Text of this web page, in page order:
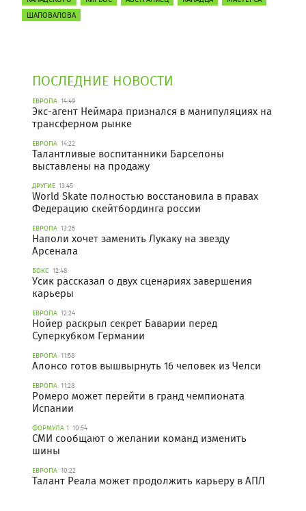
ШАПОВАЛОВА
ПОСЛЕДНИЕ НОВОСТИ
ЕВРОПА 14:49
Экс-агент Неймара признался в манипуляциях на
трансферном рынке
ЕВРОПА 14:22
Талантливые воспитанники Барселоны
выставлены на продажу
ДРУГИЕ 13:45
World Skate полностью восстановила в правах
Федерацию скейтбординга россии
ЕВРОПА 13:25
Наполи хочет заменить Лукаку на звезду
Арсенала
БОКС 12:48
Усик рассказал о двух сценариях завершения
карьеры
ЕВРОПА 12:24
Нойер раскрыл секрет Баварии перед
Суперкубком Германии
ЕВРОПА 11:58
Алонсо готов вышвырнуть 16 человек из Челси
ЕВРОПА 11:28
Ромеро может перейти в гранд чемпионата
Испании
ФОРМУЛА 1 10:54
СМИ сообщают о желании команд изменить
шины
ЕВРОПА 10:22
Талант Реала может продолжить карьеру в АПЛ